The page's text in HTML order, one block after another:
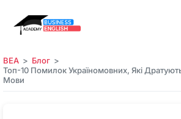
BEA
Блог
Топ-10 Помилок Україномовних, Які Дратують
Мови